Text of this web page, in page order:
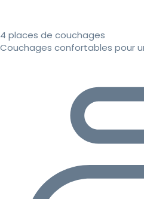
4 places de couchages
Couchages confortables pour